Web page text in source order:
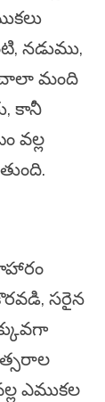
నడుము,
చాలా మంది
కానీ
వల్ల
సరైన
ఎముకల